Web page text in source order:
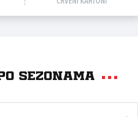
sezonama